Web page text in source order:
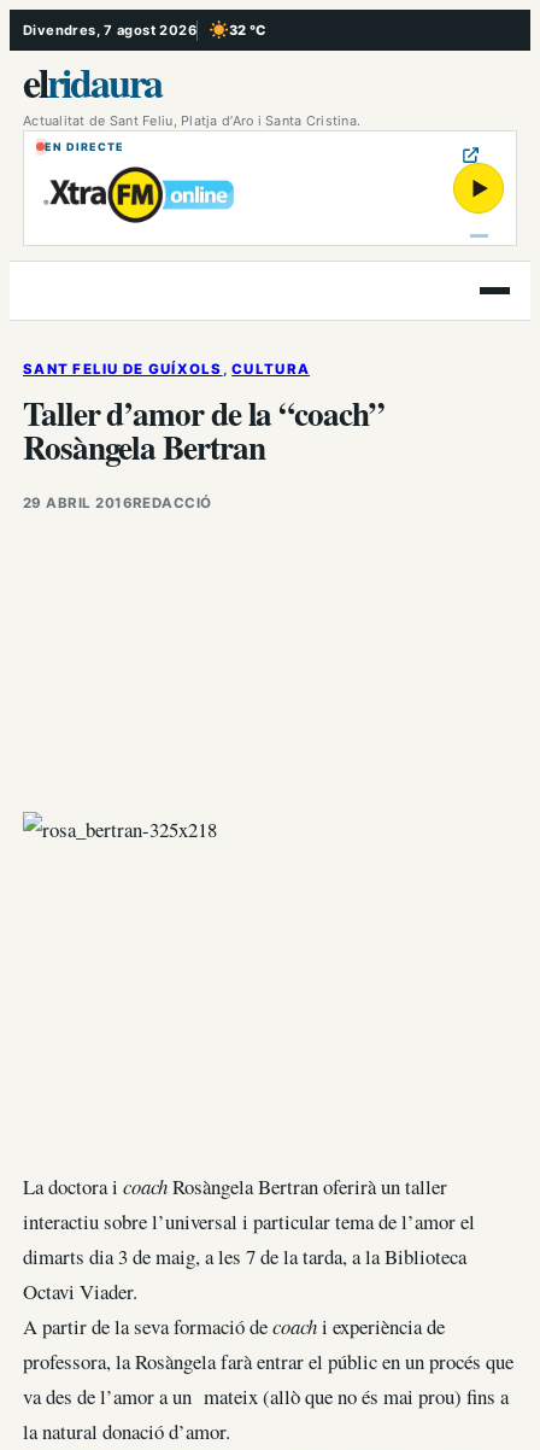
Vés
al
contingut
Divendres, 7 agost 2026 32 °C
, Cel serè
elridaura
Actualitat de Sant Feliu, Platja d’Aro i Santa Cristina.
EN DIRECTE
▶
Obre
el
SANT FELIU DE GUÍXOLS , CULTURA
Taller d’amor de la “coach”
Rosàngela Bertran
29 ABRIL 2016REDACCIÓ
La doctora i coachRosàngela Bertran oferirà un taller
interactiu sobre l’universal i particular tema de l’amor el
dimarts dia 3 de maig, a les 7 de la tarda, a la Biblioteca
Octavi Viader.
A partir de la seva formació decoachi experiència de
professora, la Rosàngela farà entrar el públic en un procés que
va des de l’amor a un mateix (allò que no és mai prou) fins a
la natural donació d’amor.